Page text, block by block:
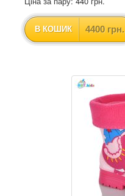
В КОШИК 4400 грн.